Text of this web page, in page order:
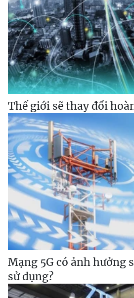
Thế giới sẽ thay đổi
Mạng 5G có ảnh hưởng
sử dụng?